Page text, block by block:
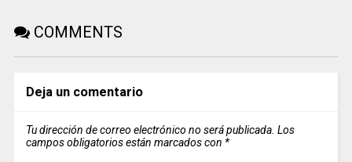
COMMENTS
Deja un comentario
Tu dirección de correo electrónico no será publicada. Los
campos obligatorios están marcados con *